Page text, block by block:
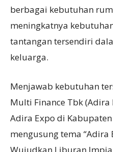
berbagai kebutuhan
meningkatnya
tantangan tersendiri
keluarga.
Menjawab kebutuhan
Multi Finance Tbk
Adira Expo di
mengusung tema “Adira